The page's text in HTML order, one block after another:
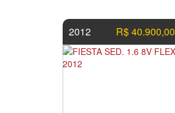
2012 R$ 40.900,00